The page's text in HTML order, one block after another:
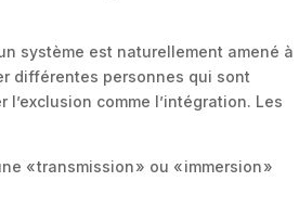
système est naturellement amené à
différentes personnes qui sont
comme l’intégration. Les
« transmission » ou « immersion »